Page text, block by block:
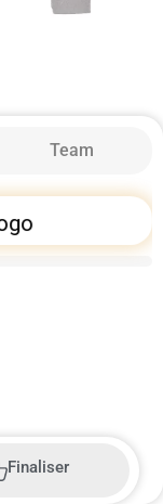
Finaliser
Team